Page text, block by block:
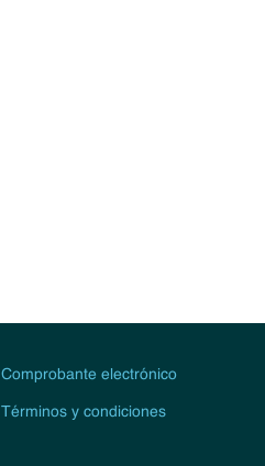
Comprobante electrónico
Términos y condiciones